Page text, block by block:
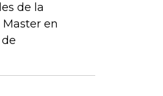
de la
en